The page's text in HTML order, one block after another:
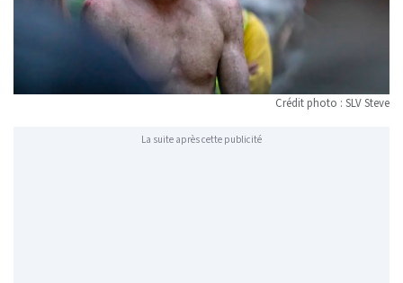
Crédit photo : SLV Steve
La suite après cette publicité